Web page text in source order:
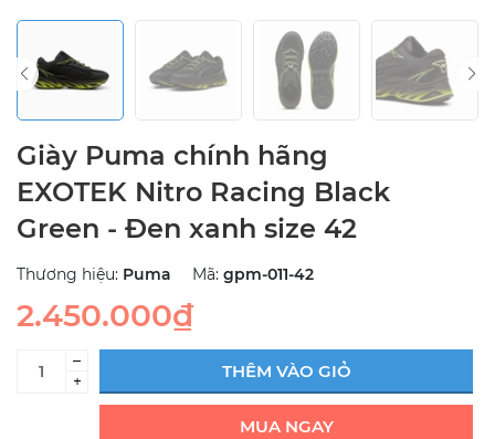
Giày Puma chính hãng
EXOTEK Nitro Racing Black
Green - Đen xanh size 42
Thương hiệu: Puma Mã: gpm-011-42
2.450.000₫
–
+
THÊM VÀO GIỎ
MUA NGAY